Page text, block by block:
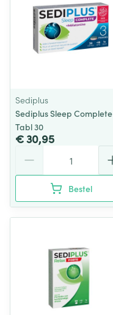
Sediplus
Sediplus Sleep Complete
Tabl 30
€ 30,95
Bestel